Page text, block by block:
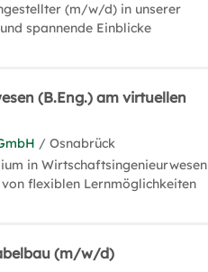
(m/w/d) in unserer
spannende Einblicke
(B.Eng.) am virtuellen
/ Osnabrück
in Wirtschaftsingenieurwesen
flexiblen Lernmöglichkeiten
(m/w/d)